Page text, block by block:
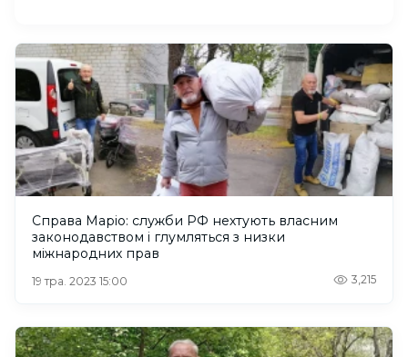
Справа Маріо: служби РФ нехтують власним
законодавством і глумляться з низки
міжнародних прав
19 тра. 2023 15:00 3,215